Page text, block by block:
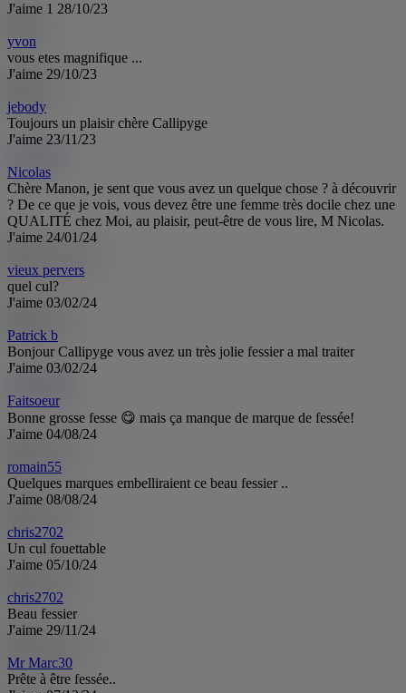
J'aime 1 28/10/23
yvon
vous etes magnifique ...
J'aime 29/10/23
jebody
Toujours un plaisir chère Callipyge
J'aime 23/11/23
Nicolas
Chère Manon, je sent que vous avez un quelque chose ? à découvrir
? De ce que je vois, vous devez être une femme très docile chez une
QUALITÉ chez Moi, au plaisir, peut-être de vous lire, M Nicolas.
J'aime 24/01/24
vieux pervers
quel cul?
J'aime 03/02/24
Patrick b
Bonjour Callipyge vous avez un très jolie fessier a mal traiter
J'aime 03/02/24
Faitsoeur
Bonne grosse fesse 😋 mais ça manque de marque de fessée!
J'aime 04/08/24
romain55
Quelques marques embelliraient ce beau fessier ..
J'aime 08/08/24
chris2702
Un cul fouettable
J'aime 05/10/24
chris2702
Beau fessier
J'aime 29/11/24
Mr Marc30
Prête à être fessée..